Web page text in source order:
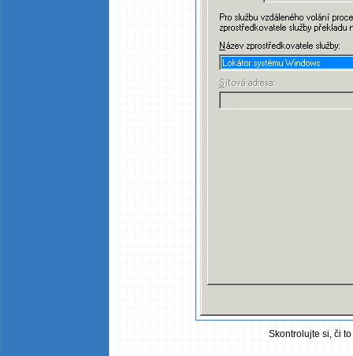
Skontrolujte si, či